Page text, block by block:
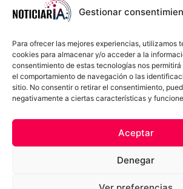
Gestionar
Para ofrecer las mejores experiencias, utilizamos
cookies para almacenar y/o acceder a la
consentimiento de estas tecnologías nos
el comportamiento de navegación o las
sitio. No consentir o retirar el consentimiento,
negativamente a ciertas características y
Aceptar
Denegar
Política de cookies
Términos y Condiciones
Aviso
Compromiso Ético con la IA
Propiedad